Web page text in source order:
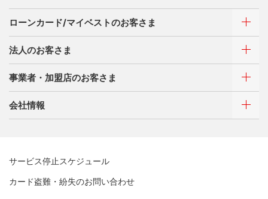
お客さまサポート
サイトマップ
特典・サービス
選べるお支払方法
お客さまサポート
サイトマップ
ローンカード/マイベストのお客さま
ご利用・お支払い方法
ATMネットワーク
借入時残高スライドリボルビング方式
各種照会・お手続き
三菱UFJニコス ローンカード 各種規約
法人のお客さま
三菱ＵＦＪカード会員の方
NICOSカード会員の方
各種照会・お手続き
法人のお客さま サイトマップ
事業者・加盟店のお客さま
お取り扱いいただけるカード情報とお支払い情報
加盟店規約/その他ご注意事項
サービス・ソリューション
会社情報
三菱UFJニコスについて
経営ビジョン・行動規範
企業姿勢・ポリシー
サービス停止スケジュール
カード盗難・紛失のお問い合わせ